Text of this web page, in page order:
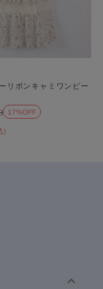
リボンキャミワンピー
)
17%OFF